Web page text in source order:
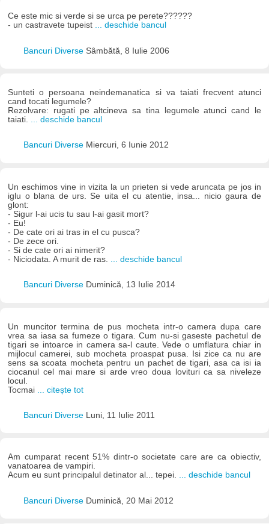
Ce este mic si verde si se urca pe perete??????
- un castravete tupeist ... deschide bancul
Bancuri Diverse Sâmbătă, 8 Iulie 2006
Sunteti o persoana neindemanatica si va taiati frecvent atunci
cand tocati legumele?
Rezolvare: rugati pe altcineva sa tina legumele atunci cand le
taiati. ... deschide bancul
Bancuri Diverse Miercuri, 6 Iunie 2012
Un eschimos vine in vizita la un prieten si vede aruncata pe jos in
iglu o blana de urs. Se uita el cu atentie, insa... nicio gaura de
glont:
- Sigur l-ai ucis tu sau l-ai gasit mort?
- Eu!
- De cate ori ai tras in el cu pusca?
- De zece ori.
- Si de cate ori ai nimerit?
- Niciodata. A murit de ras.
... deschide bancul
Bancuri Diverse Duminică, 13 Iulie 2014
Un muncitor termina de pus mocheta intr-o camera dupa care
vrea sa iasa sa fumeze o tigara. Cum nu-si gaseste pachetul de
tigari se intoarce in camera sa-l caute. Vede o umflatura chiar in
mijlocul camerei, sub mocheta proaspat pusa. Isi zice ca nu are
sens sa scoata mocheta pentru un pachet de tigari, asa ca isi ia
ciocanul cel mai mare si arde vreo doua lovituri ca sa niveleze
locul.
Tocmai
... citește tot
Bancuri Diverse Luni, 11 Iulie 2011
Am cumparat recent 51% dintr-o societate care are ca obiectiv,
vanatoarea de vampiri.
Acum eu sunt principalul detinator al... tepei. ... deschide bancul
Bancuri Diverse Duminică, 20 Mai 2012